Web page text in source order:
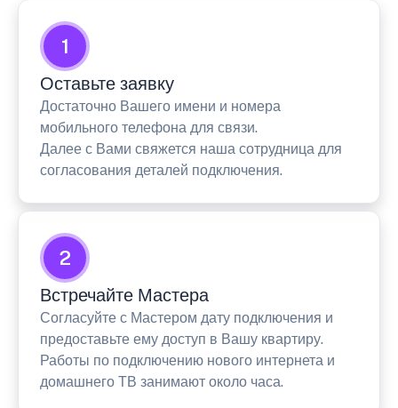
1
Оставьте заявку
Достаточно Вашего имени и номера
мобильного телефона для связи.
Далее с Вами свяжется наша сотрудница для
согласования деталей подключения.
2
Встречайте Мастера
Согласуйте с Мастером дату подключения и
предоставьте ему доступ в Вашу квартиру.
Работы по подключению нового интернета и
домашнего ТВ занимают около часа.